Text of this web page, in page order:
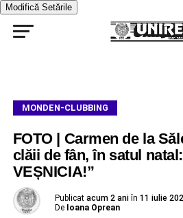
Modifică Setările
MONDEN-CLUBBING
FOTO | Carmen de la
clăii de fân, în satul
VEȘNICIA!”
Publicat acum 2 ani în 11 iulie
De Ioana Oprean